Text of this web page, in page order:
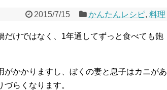
2015/7/15 かんたんレシピ, 料理
けではなく、1年通してずっと食べても飽
かかりますし、ぼくの妻と息子はカニがあ
らくなります。